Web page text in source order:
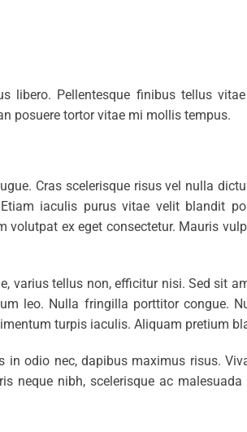
libero. Pellentesque finibus tellus
posuere tortor vitae mi mollis tempus.
Cras scelerisque risus vel nulla
iaculis purus vitae velit blandit
volutpat ex eget consectetur. Mauris
varius tellus non, efficitur nisi. Sed sit
leo. Nulla fringilla porttitor congue.
turpis iaculis. Aliquam pretium
odio nec, dapibus maximus risus.
neque nibh, scelerisque ac